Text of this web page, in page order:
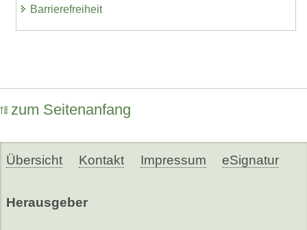
Barrierefreiheit
zum Seitenanfang
Übersicht Kontakt Impressum eSignatur
Herausgeber